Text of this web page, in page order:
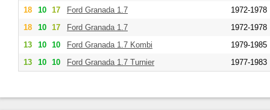
18
10 17 Ford Granada 1.7
1972-1978
18
10 17 Ford Granada 1.7
1972-1978
13
10 10 Ford Granada 1.7 Kombi
1979-1985
13
10 10 Ford Granada 1.7 Turnier 1977-1983